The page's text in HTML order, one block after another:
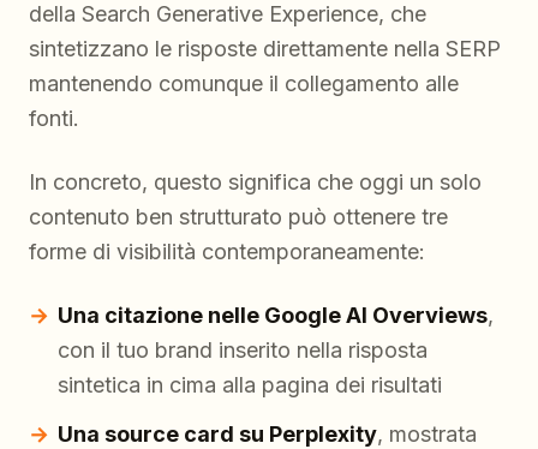
della Search Generative Experience, che
sintetizzano le risposte direttamente nella SERP
mantenendo comunque il collegamento alle
fonti.
In concreto, questo significa che oggi un solo
contenuto ben strutturato può ottenere tre
forme di visibilità contemporaneamente:
Una citazione nelle Google AI Overviews,
con il tuo brand inserito nella risposta
sintetica in cima alla pagina dei risultati
Una source card su Perplexity, mostrata